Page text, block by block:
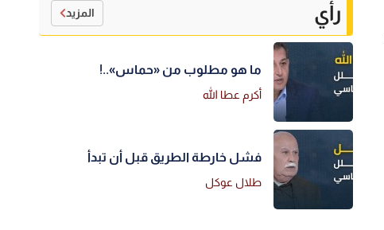
رأي المزيد
ما هو مطلوب من «حماس»..!
أكرم عطا الله
فشل خارطة الطريق قبل أن تبدأ
طلال عوكل